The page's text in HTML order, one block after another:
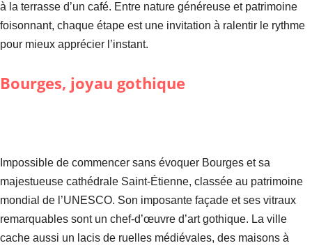
à la terrasse d’un café. Entre nature généreuse et patrimoine
foisonnant, chaque étape est une invitation à ralentir le rythme
pour mieux apprécier l’instant.
Bourges, joyau gothique
Impossible de commencer sans évoquer Bourges et sa
majestueuse cathédrale Saint-Étienne, classée au patrimoine
mondial de l’UNESCO. Son imposante façade et ses vitraux
remarquables sont un chef-d’œuvre d’art gothique. La ville
cache aussi un lacis de ruelles médiévales, des maisons à